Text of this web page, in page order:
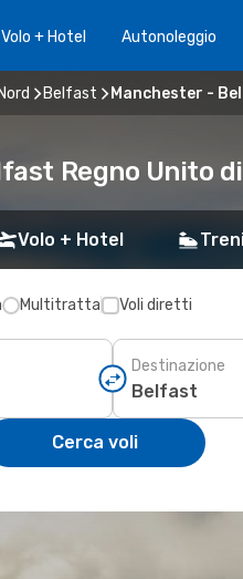
Volo + Hotel Autonoleggio
Belfast Manchester -
Regno Unito
Volo + Hotel
Multitratta Voli diretti
Destinazione
Cerca voli